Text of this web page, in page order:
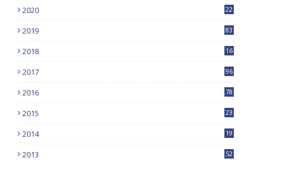
2020
22
2019
83
2018
16
2017
96
2016
78
2015 23
2014 19
2013 52